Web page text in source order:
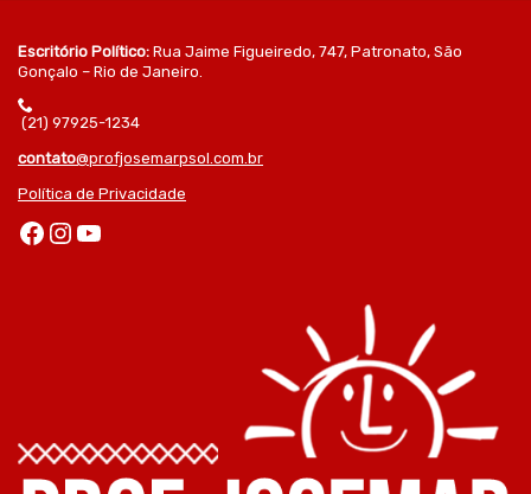
Escritório Político: Rua Jaime Figueiredo, 747, Patronato, São
Gonçalo – Rio de Janeiro.
(21) 97925-1234
contato@profjosemarpsol.com.br
Política de Privacidade
Facebook Instagram Youtube